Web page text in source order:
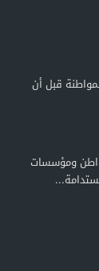
قبل أن
ومؤسسات